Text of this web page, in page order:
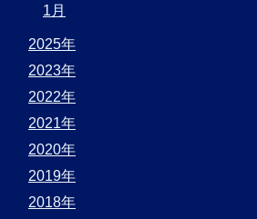
1月
2025年
2023年
2022年
2021年
2020年
2019年
2018年